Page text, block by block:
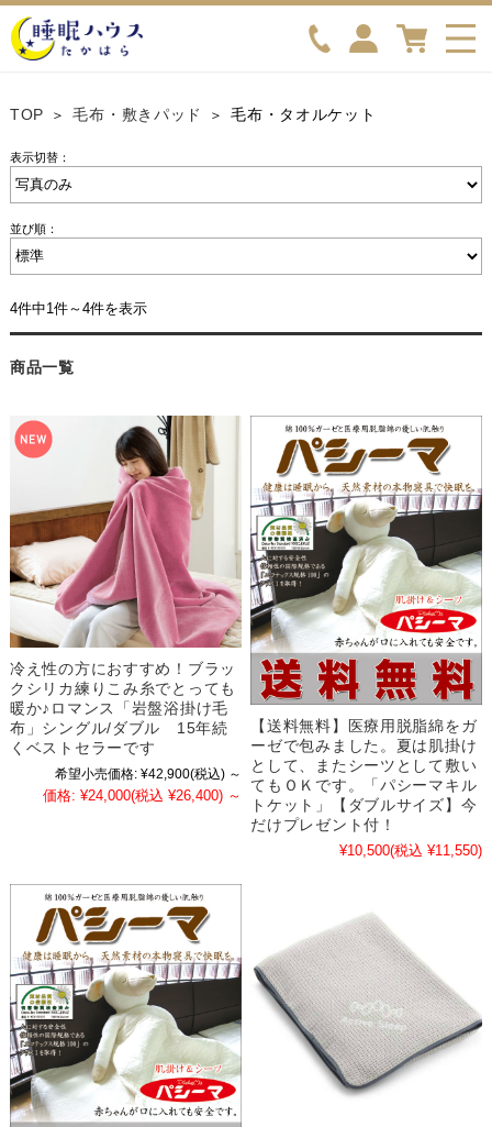
TOP 毛布・敷きパッド 毛布・タオルケット
表示切替：
並び順：
4件中1件～4件を表示
商品一覧
冷え性の方におすすめ！ブラッ
クシリカ練りこみ糸でとっても
暖か♪ロマンス「岩盤浴掛け毛
布」シングル/ダブル 15年続
くベストセラーです
希望小売価格: ¥42,900(税込) ～
価格: ¥24,000(税込 ¥26,400) ～
【送料無料】医療用脱脂綿をガ
ーゼで包みました。夏は肌掛け
として、またシーツとして敷い
てもＯＫです。「パシーマキル
トケット」【ダブルサイズ】今
だけプレゼント付！
¥10,500(税込 ¥11,550)